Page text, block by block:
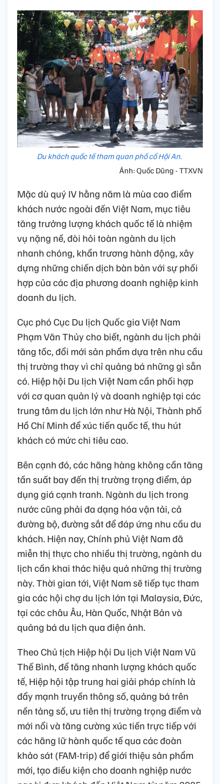
Du khách quốc tế tham quan phố cổ Hội An.
Ảnh: Quốc Dũng - TTXVN
Mặc dù quý IV hằng năm là mùa cao điểm
khách nước ngoài đến Việt Nam, mục tiêu
tăng trưởng lượng khách quốc tế là nhiệm
vụ nặng nề, đòi hỏi toàn ngành du lịch
nhanh chóng, khẩn trương hành động, xây
dựng những chiến dịch bàn bản với sự phối
hợp của các địa phương doanh nghiệp kinh
doanh du lịch.
Cục phó Cục Du lịch Quốc gia Việt Nam
Phạm Văn Thủy cho biết, ngành du lịch phải
tăng tốc, đổi mới sản phẩm dựa trên nhu cầu
thị trường thay vì chỉ quảng bá những gì sẵn
có. Hiệp hội Du lịch Việt Nam cần phối hợp
với cơ quan quản lý và doanh nghiệp tại các
trung tâm du lịch lớn như Hà Nội, Thành phố
Hồ Chí Minh để xúc tiến quốc tế, thu hút
khách có mức chi tiêu cao.
Bên cạnh đó, các hãng hàng không cần tăng
tần suất bay đến thị trường trọng điểm, áp
dụng giá cạnh tranh. Ngành du lịch trong
nước cũng phải đa dạng hóa vận tải, cả
đường bộ, đường sắt để đáp ứng nhu cầu du
khách. Hiện nay, Chính phủ Việt Nam đã
miễn thị thực cho nhiều thị trường, ngành du
lịch cần khai thác hiệu quả những thị trường
này. Thời gian tới, Việt Nam sẽ tiếp tục tham
gia các hội chợ du lịch lớn tại Malaysia, Đức,
tại các châu Âu, Hàn Quốc, Nhật Bản và
quảng bá du lịch qua điện ảnh.
Theo Chủ tịch Hiệp hội Du lịch Việt Nam Vũ
Thế Bình, để tăng nhanh lượng khách quốc
tế, Hiệp hội tập trung hai giải pháp chính là
đẩy mạnh truyền thông số, quảng bá trên
nền tảng số, ưu tiên thị trường trọng điểm và
mới nổi và tăng cường xúc tiến trực tiếp với
các hãng lữ hành quốc tế qua các đoàn
khảo sát (FAM-trip) để giới thiệu sản phẩm
mới, tạo điều kiện cho doanh nghiệp nước